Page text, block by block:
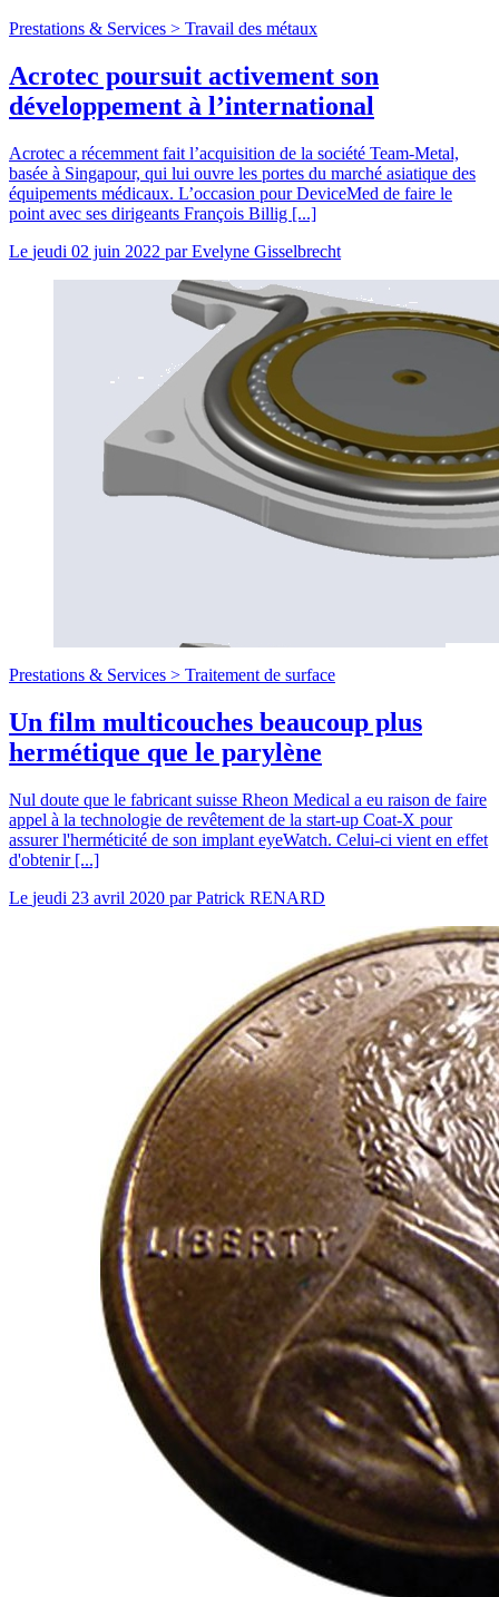
Prestations & Services > Travail des métaux
Acrotec poursuit activement son
développement à l’international
Acrotec a récemment fait l’acquisition de la société Team-Metal,
basée à Singapour, qui lui ouvre les portes du marché asiatique des
équipements médicaux. L’occasion pour DeviceMed de faire le
point avec ses dirigeants François Billig [...]
Le jeudi 02 juin 2022 parEvelyne Gisselbrecht
Prestations & Services > Traitement de surface
Un film multicouches beaucoup plus
hermétique que le parylène
Nul doute que le fabricant suisse Rheon Medical a eu raison de faire
appel à la technologie de revêtement de la start-up Coat-X pour
assurer l'herméticité de son implant eyeWatch. Celui-ci vient en effet
d'obtenir [...]
Le jeudi 23 avril 2020 parPatrick RENARD